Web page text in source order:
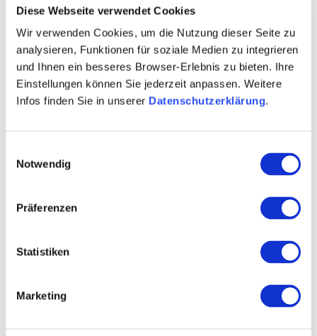
Diese Webseite verwendet Cookies
Wir verwenden Cookies, um die Nutzung dieser Seite zu
analysieren, Funktionen für soziale Medien zu integrieren
und Ihnen ein besseres Browser-Erlebnis zu bieten. Ihre
Einstellungen können Sie jederzeit anpassen. Weitere
Infos finden Sie in unserer Datenschutzerklärung.
Notwendig
Präferenzen
Statistiken
Marketing
Öffnungszeiten